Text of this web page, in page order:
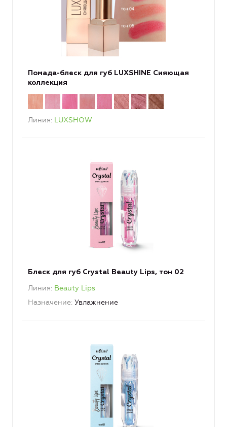
Помада-блеск для губ LUXSHINE Сияющая
коллекция
Линия LUXSHOW
Блеск для губ Crystal Beauty Lips, тон 02
Линия Beauty Lips
Назначение Увлажнение